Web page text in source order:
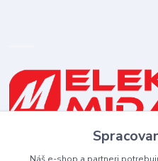
(Po-Pia 8-16:30 hod., So 8:30-11:30)
Náš e-shop a partneri